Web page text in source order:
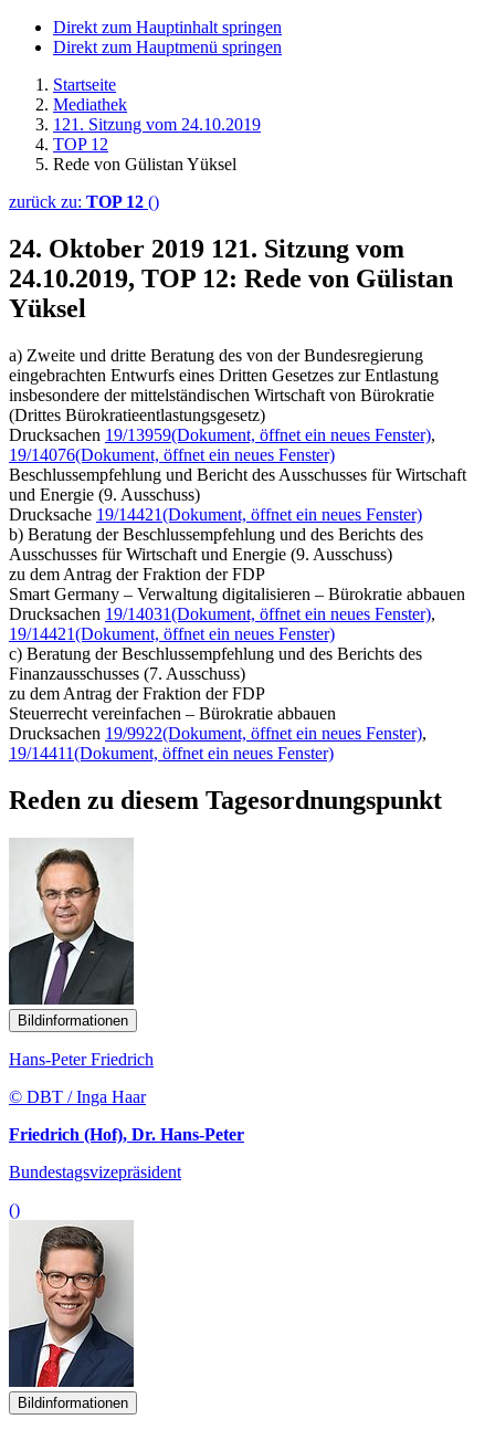
Direkt zum Hauptinhalt springen
Direkt zum Hauptmenü springen
Startseite
Mediathek
121. Sitzung vom 24.10.2019
TOP 12
Rede von Gülistan Yüksel
zurück zu: TOP 12 ()
24. Oktober 2019 121. Sitzung vom
24.10.2019, TOP 12: Rede von Gülistan
Yüksel
a) Zweite und dritte Beratung des von der Bundesregierung
eingebrachten Entwurfs eines Dritten Gesetzes zur Entlastung
insbesondere der mittelständischen Wirtschaft von Bürokratie
(Drittes Bürokratieentlastungsgesetz)
Drucksachen 19/13959(Dokument, öffnet ein neues Fenster),
19/14076(Dokument, öffnet ein neues Fenster)
Beschlussempfehlung und Bericht des Ausschusses für Wirtschaft
und Energie (9. Ausschuss)
Drucksache 19/14421(Dokument, öffnet ein neues Fenster)
b) Beratung der Beschlussempfehlung und des Berichts des
Ausschusses für Wirtschaft und Energie (9. Ausschuss)
zu dem Antrag der Fraktion der FDP
Smart Germany – Verwaltung digitalisieren – Bürokratie abbauen
Drucksachen 19/14031(Dokument, öffnet ein neues Fenster),
19/14421(Dokument, öffnet ein neues Fenster)
c) Beratung der Beschlussempfehlung und des Berichts des
Finanzausschusses (7. Ausschuss)
zu dem Antrag der Fraktion der FDP
Steuerrecht vereinfachen – Bürokratie abbauen
Drucksachen 19/9922(Dokument, öffnet ein neues Fenster),
19/14411(Dokument, öffnet ein neues Fenster)
Reden zu diesem Tagesordnungspunkt
Bildinformationen
Hans-Peter Friedrich
© DBT / Inga Haar
Friedrich (Hof), Dr. Hans-Peter
Bundestagsvizepräsident
()
Bildinformationen